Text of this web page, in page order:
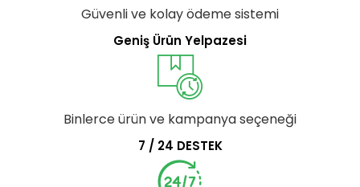
Güvenli ve kolay ödeme sistemi
Geniş Ürün Yelpazesi
Binlerce ürün ve kampanya seçeneği
7 / 24 DESTEK